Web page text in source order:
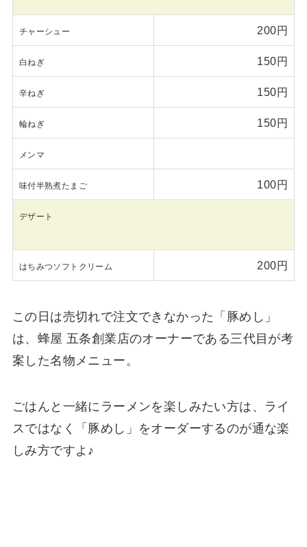
チャーシュー 200円
白ねぎ 150円
辛ねぎ 150円
輪ねぎ 150円
メンマ
味付半熟煮たまご 100円
デザート
はちみつソフトクリーム 200円
この日は売切れで注文できなかった「豚めし」
は、蜂屋 五条創業店のオーナーである三代目が考
案した名物メニュー。
ごはんと一緒にラーメンを楽しみたい方は、ライ
スではなく「豚めし」をオーダーするのが通な楽
しみ方ですよ♪